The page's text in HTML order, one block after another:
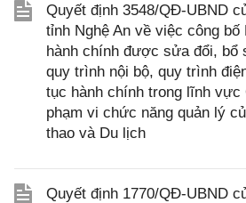
Quyết định 3548/QĐ-UBND
tỉnh Nghệ An về việc công bố
hành chính được sửa đổi, bổ
quy trình nội bộ, quy trình
tục hành chính trong lĩnh vực
phạm vi chức năng quản lý
thao và Du lịch
Quyết định 1770/QĐ-UBND